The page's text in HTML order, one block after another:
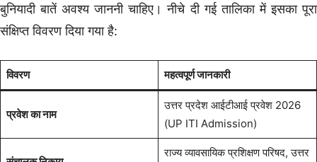
बुनियादी बातें अवश्य जाननी चाहिए। नीचे दी गई तालिका में इसका पूरा
संक्षिप्त विवरण दिया गया है:
विवरण महत्वपूर्ण जानकारी
प्रवेश का नाम
उत्तर प्रदेश आईटीआई प्रवेश 2026
(UP ITI Admission)
राज्य व्यावसायिक प्रशिक्षण परिषद, उत्तर